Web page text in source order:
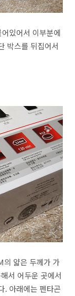
있어서 이부분에
박스를 뒤집어서
의 얇은 두께가 가
서 어두운 곳에서
. 아래에는 펜타곤